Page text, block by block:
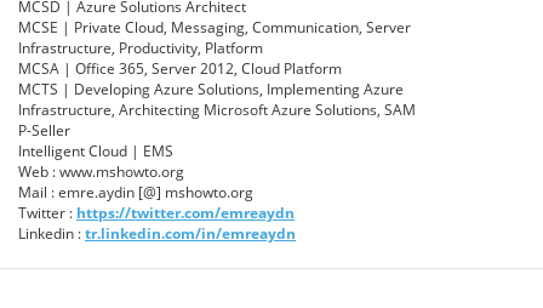
MCSD | Azure Solutions Architect
MCSE | Private Cloud, Messaging, Communication, Server
Infrastructure, Productivity, Platform
MCSA | Office 365, Server 2012, Cloud Platform
MCTS | Developing Azure Solutions, Implementing Azure
Infrastructure, Architecting Microsoft Azure Solutions, SAM
P-Seller
Intelligent Cloud | EMS
Web : www.mshowto.org
Mail : emre.aydin [@] mshowto.org
Twitter : https://twitter.com/emreaydn
Linkedin :tr.linkedin.com/in/emreaydn